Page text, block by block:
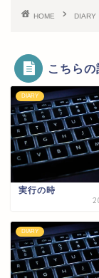
HOME DIARY
こちら
DIARY
実行の時
DIARY